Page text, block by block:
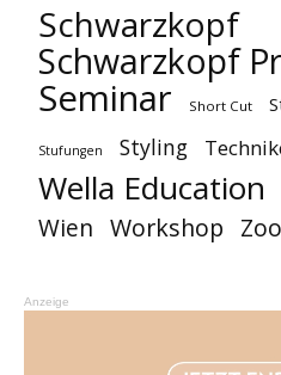
Schwarzkopf
Schwarzkopf
Seminar Short Cut
Stufungen Styling
Wella Education
Wien Workshop
Anzeige